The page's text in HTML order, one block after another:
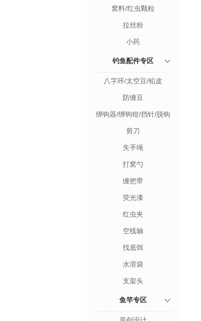
窝料/红虫颗粒
拉丝粉
小药
钓鱼配件专区
八字环/太空豆/铅皮
防缠豆
绑钩器/绑钩钳/挡针/脱钩
剪刀
失手绳
打窝勺
缠把带
荧光漆
红虫夹
空线轴
找底饵
水溶袋
支架头
鱼竿专区